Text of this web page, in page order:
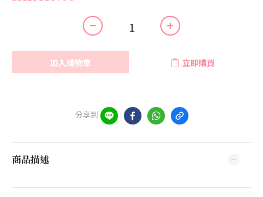
加入購物車 立即購買
分享到
商品描述